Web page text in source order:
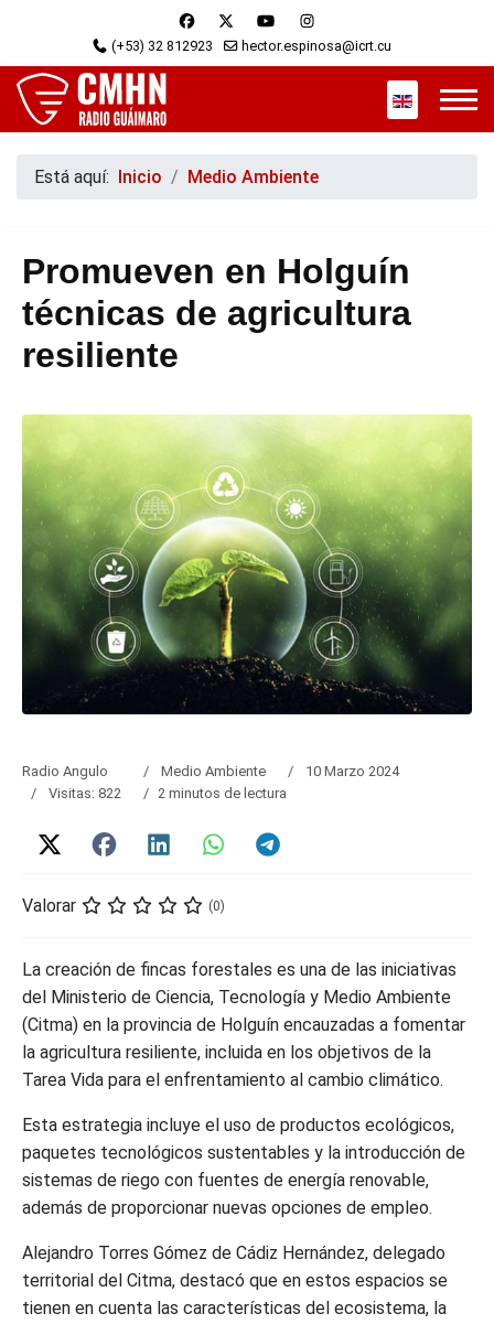
(+53) 32 812923 hector.espinosa@icrt.cu
Seleccione
Está aquí: Inicio Medio Ambiente
Promueven en Holguín
técnicas de agricultura
resiliente
Radio Angulo Medio Ambiente
10 Marzo 2024
Visitas: 822
2 minutos de lectura
Valorar (0)
La creación de fincas forestales es una de las iniciativas
del Ministerio de Ciencia, Tecnología y Medio Ambiente
(Citma) en la provincia de Holguín encauzadas a fomentar
la agricultura resiliente, incluida en los objetivos de la
Tarea Vida para el enfrentamiento al cambio climático.
Esta estrategia incluye el uso de productos ecológicos,
paquetes tecnológicos sustentables y la introducción de
sistemas de riego con fuentes de energía renovable,
además de proporcionar nuevas opciones de empleo.
Alejandro Torres Gómez de Cádiz Hernández, delegado
territorial del Citma, destacó que en estos espacios se
tienen en cuenta las características del ecosistema, la